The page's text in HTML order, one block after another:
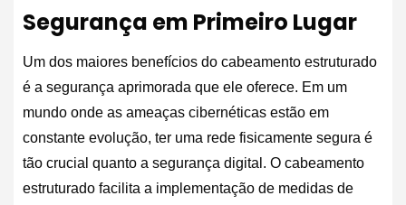
Segurança em Primeiro Lugar
Um dos maiores benefícios do cabeamento estruturado
é a segurança aprimorada que ele oferece. Em um
mundo onde as ameaças cibernéticas estão em
constante evolução, ter uma rede fisicamente segura é
tão crucial quanto a segurança digital. O cabeamento
estruturado facilita a implementação de medidas de